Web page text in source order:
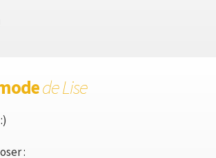
de Lise
: